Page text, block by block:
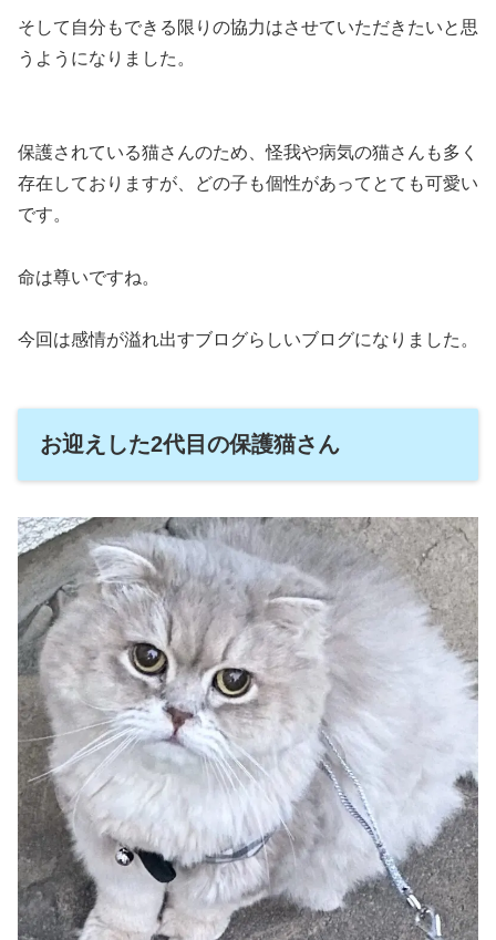
そして自分もできる限りの協力はさせていただきたいと思
うようになりました。
保護されている猫さんのため、怪我や病気の猫さんも多く
存在しておりますが、どの子も個性があってとても可愛い
です。
命は尊いですね。
今回は感情が溢れ出すブログらしいブログになりました。
お迎えした2代目の保護猫さん